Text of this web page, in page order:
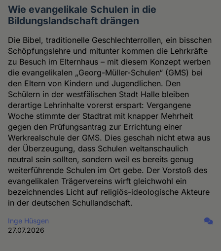
Wie evangelikale Schulen in die
Bildungslandschaft drängen
Die Bibel, traditionelle Geschlechterrollen, ein bisschen
Schöpfungslehre und mitunter kommen die Lehrkräfte
zu Besuch im Elternhaus – mit diesem Konzept werben
die evangelikalen „Georg-Müller-Schulen“ (GMS) bei
den Eltern von Kindern und Jugendlichen. Den
Schülern in der westfälischen Stadt Halle bleiben
derartige Lehrinhalte vorerst erspart: Vergangene
Woche stimmte der Stadtrat mit knapper Mehrheit
gegen den Prüfungsantrag zur Errichtung einer
Werkrealschule der GMS. Dies geschah nicht etwa aus
der Überzeugung, dass Schulen weltanschaulich
neutral sein sollten, sondern weil es bereits genug
weiterführende Schulen im Ort gebe. Der Vorstoß des
evangelikalen Trägervereins wirft gleichwohl ein
bezeichnendes Licht auf religiös-ideologische Akteure
in der deutschen Schullandschaft.
Inge Hüsgen
27.07.2026